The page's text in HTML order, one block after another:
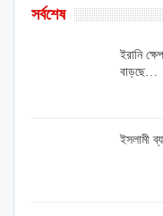
সর্বশেষ
ইরানি
বাড়ছে…
ইসলামী